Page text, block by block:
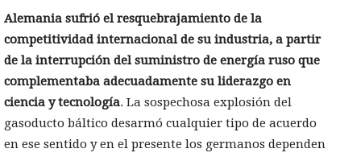
Alemania sufrió el resquebrajamiento de la
competitividad internacional de su industria, a partir
de la interrupción del suministro de energía ruso que
complementaba adecuadamente su liderazgo en
ciencia y tecnología. La sospechosa explosión del
gasoducto báltico desarmó cualquier tipo de acuerdo
en ese sentido y en el presente los germanos dependen